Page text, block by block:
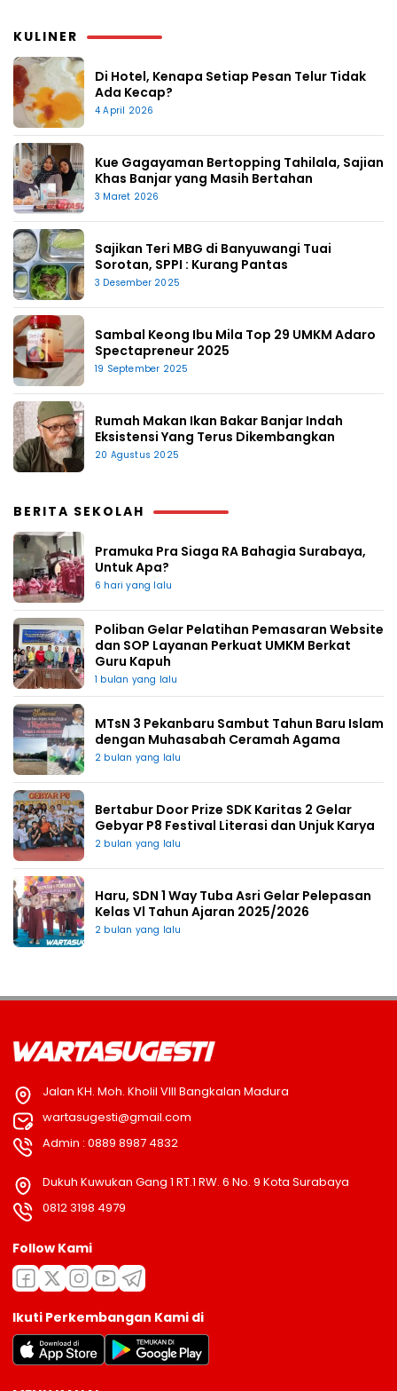
KULINER
Di Hotel, Kenapa Setiap Pesan Telur Tidak
Ada Kecap?
4 April 2026
Kue Gagayaman Bertopping Tahilala, Sajian
Khas Banjar yang Masih Bertahan
3 Maret 2026
Sajikan Teri MBG di Banyuwangi Tuai
Sorotan, SPPI : Kurang Pantas
3 Desember 2025
Sambal Keong Ibu Mila Top 29 UMKM Adaro
Spectapreneur 2025
19 September 2025
Rumah Makan Ikan Bakar Banjar Indah
Eksistensi Yang Terus Dikembangkan
20 Agustus 2025
BERITA SEKOLAH
Pramuka Pra Siaga RA Bahagia Surabaya,
Untuk Apa?
6 hari yang lalu
Poliban Gelar Pelatihan Pemasaran Website
dan SOP Layanan Perkuat UMKM Berkat
Guru Kapuh
1 bulan yang lalu
MTsN 3 Pekanbaru Sambut Tahun Baru Islam
dengan Muhasabah Ceramah Agama
2 bulan yang lalu
Bertabur Door Prize SDK Karitas 2 Gelar
Gebyar P8 Festival Literasi dan Unjuk Karya
2 bulan yang lalu
Haru, SDN 1 Way Tuba Asri Gelar Pelepasan
Kelas Vl Tahun Ajaran 2025/2026
2 bulan yang lalu
Jalan KH. Moh. Kholil VIII Bangkalan Madura
wartasugesti@gmail.com
Admin : 0889 8987 4832
Dukuh Kuwukan Gang 1 RT.1 RW. 6 No. 9 Kota Surabaya
0812 3198 4979
Follow Kami
Ikuti Perkembangan Kami di